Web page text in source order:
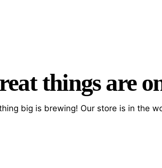
things are
big is brewing! Our store is in the